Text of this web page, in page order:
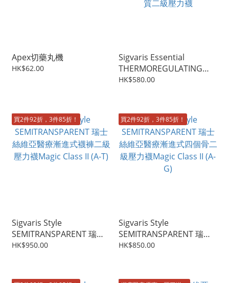
Apex切藥丸機
HK$62.00
Sigvaris Essential
THERMOREGULATING
Cotton Class II (A-D) 瑞士
HK$580.00
買2件92折，3件85折！
Sigvaris Style
SEMITRANSPARENT 瑞士
絲維亞醫療漸進式襪褲二級
HK$950.00
買2件92折，3件85折！
Sigvaris Style
SEMITRANSPARENT 瑞士
絲維亞醫療漸進式四個骨二
HK$850.00